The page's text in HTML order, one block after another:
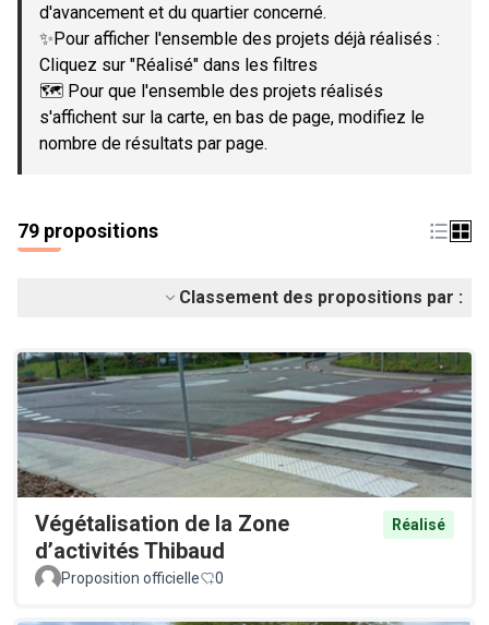
d'avancement et du quartier concerné.
✨Pour afficher l'ensemble des projets déjà réalisés :
Cliquez sur "Réalisé" dans les filtres
🗺️ Pour que l'ensemble des projets réalisés
s'affichent sur la carte, en bas de page, modifiez le
nombre de résultats par page.
79 propositions
Classement des propositions par :
Végétalisation de la Zone
d’activités Thibaud
Réalisé
Proposition officielle 0